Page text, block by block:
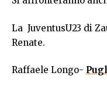
La JuventusU23 di
Renate.
Raffaele Longo-